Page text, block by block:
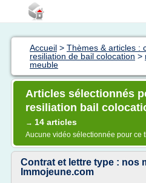
Accueil > Thèmes & articles :
resiliation de bail colocation >
meuble
Articles sélectionnés
resiliation bail
→ 14 articles
Aucune vidéo sélectionnée pour ce
Contrat et lettre type : nos
Immojeune.com